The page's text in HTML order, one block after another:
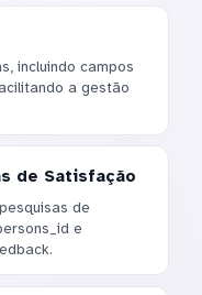
incluindo campos
a gestão
de Satisfação
de
e